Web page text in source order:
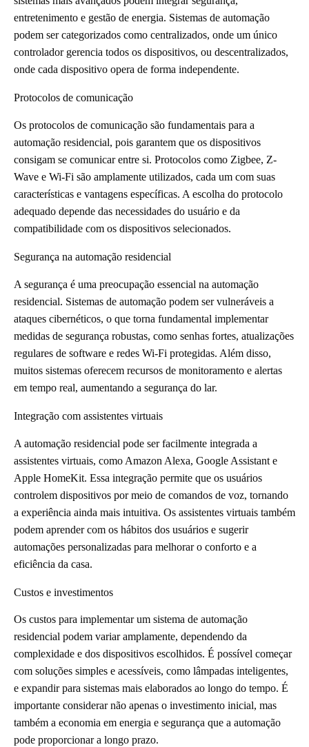
entretenimento e gestão de energia. Sistemas de automação
podem ser categorizados como centralizados, onde um único
controlador gerencia todos os dispositivos, ou descentralizados,
onde cada dispositivo opera de forma independente.
Protocolos de comunicação
Os protocolos de comunicação são fundamentais para a
automação residencial, pois garantem que os dispositivos
consigam se comunicar entre si. Protocolos como Zigbee, Z-
Wave e Wi-Fi são amplamente utilizados, cada um com suas
características e vantagens específicas. A escolha do protocolo
adequado depende das necessidades do usuário e da
compatibilidade com os dispositivos selecionados.
Segurança na automação residencial
A segurança é uma preocupação essencial na automação
residencial. Sistemas de automação podem ser vulneráveis a
ataques cibernéticos, o que torna fundamental implementar
medidas de segurança robustas, como senhas fortes, atualizações
regulares de software e redes Wi-Fi protegidas. Além disso,
muitos sistemas oferecem recursos de monitoramento e alertas
em tempo real, aumentando a segurança do lar.
Integração com assistentes virtuais
A automação residencial pode ser facilmente integrada a
assistentes virtuais, como Amazon Alexa, Google Assistant e
Apple HomeKit. Essa integração permite que os usuários
controlem dispositivos por meio de comandos de voz, tornando
a experiência ainda mais intuitiva. Os assistentes virtuais também
podem aprender com os hábitos dos usuários e sugerir
automações personalizadas para melhorar o conforto e a
eficiência da casa.
Custos e investimentos
Os custos para implementar um sistema de automação
residencial podem variar amplamente, dependendo da
complexidade e dos dispositivos escolhidos. É possível começar
com soluções simples e acessíveis, como lâmpadas inteligentes,
e expandir para sistemas mais elaborados ao longo do tempo. É
importante considerar não apenas o investimento inicial, mas
também a economia em energia e segurança que a automação
pode proporcionar a longo prazo.